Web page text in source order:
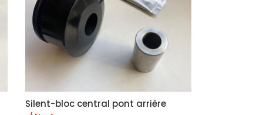
Silent-bloc central pont arrière